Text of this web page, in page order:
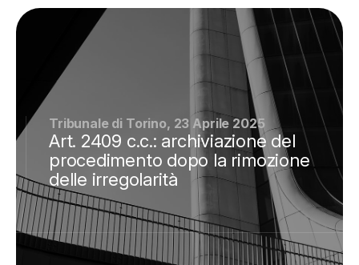
Tribunale di Torino, 23 Aprile 2025
Art. 2409 c.c.: archiviazione del
procedimento dopo la rimozione
delle irregolarità